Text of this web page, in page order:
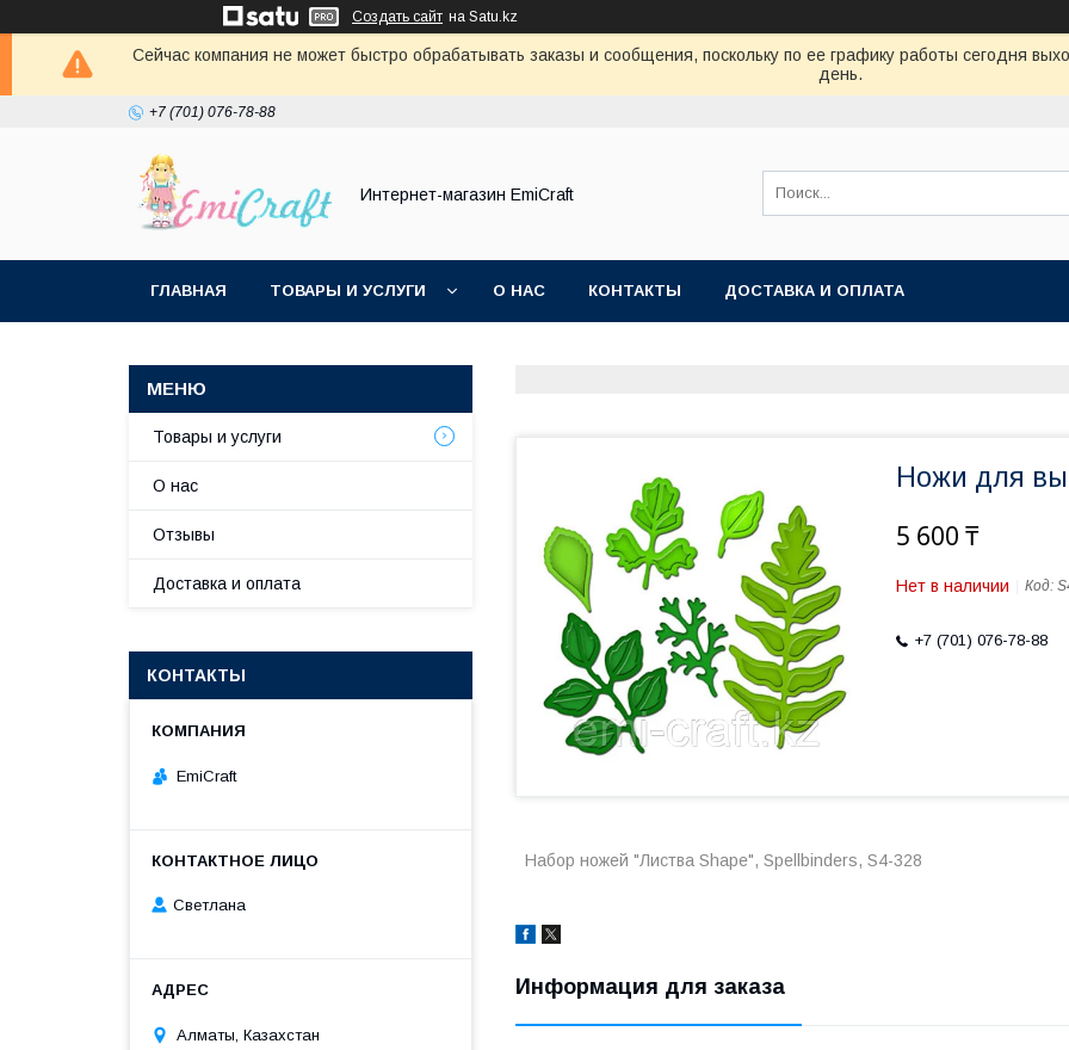
Создать сайт на Satu.kz
Сейчас компания не может быстро обрабатывать заказы и сообщения, поскольку по ее графику работы сегодня
день.
+7 (701) 076-78-88
Интернет-магазин EmiCraft
ГЛАВНАЯ ТОВАРЫ И УСЛУГИ О НАС КОНТАКТЫ ДОСТАВКА И ОПЛАТА
Ножи для
5 600 ₸
Нет в наличии Код:
+7 (701) 076-78-88
Набор ножей "Листва Shape", Spellbinders, S4-328
Информация для заказа
Товары и услуги
О нас
Отзывы
Доставка и оплата
КОНТАКТЫ
EmiCraft
Светлана
Алматы, Казахстан